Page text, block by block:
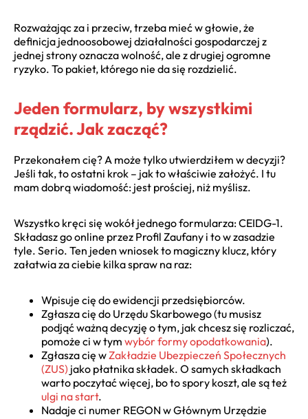
Rozważając za i przeciw, trzeba mieć w głowie, że
definicja jednoosobowej działalności gospodarczej z
jednej strony oznacza wolność, ale z drugiej ogromne
ryzyko. To pakiet, którego nie da się rozdzielić.
Jeden formularz, by wszystkimi
rządzić. Jak zacząć?
Przekonałem cię? A może tylko utwierdziłem w decyzji?
Jeśli tak, to ostatni krok – jak to właściwie założyć. I tu
mam dobrą wiadomość: jest prościej, niż myślisz.
Wszystko kręci się wokół jednego formularza: CEIDG-1.
Składasz go online przez Profil Zaufany i to w zasadzie
tyle. Serio. Ten jeden wniosek to magiczny klucz, który
załatwia za ciebie kilka spraw na raz:
Wpisuje cię do ewidencji przedsiębiorców.
Zgłasza cię do Urzędu Skarbowego (tu musisz
podjąć ważną decyzję o tym, jak chcesz się rozliczać,
pomoże ci w tym wybór formy opodatkowania).
Zgłasza cię wZakładzie Ubezpieczeń Społecznych
(ZUS) jako płatnika składek. O samych składkach
warto poczytać więcej, bo to spory koszt, ale są też
ulgi na start.
Nadaje ci numer REGON w Głównym Urzędzie